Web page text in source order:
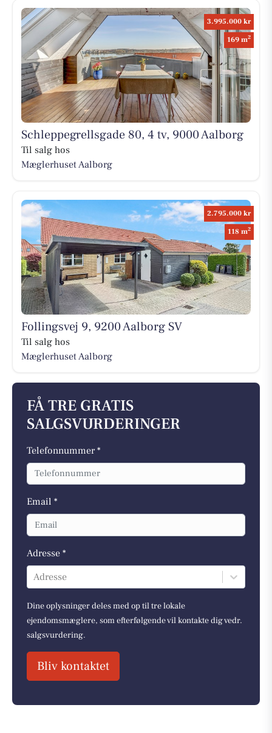
3.995.000 kr
169 m2
Schleppegrellsgade 80, 4 tv, 9000 Aalborg
Til salg hos
Mæglerhuset Aalborg
2.795.000 kr
118 m2
Follingsvej 9, 9200 Aalborg SV
Til salg hos
Mæglerhuset Aalborg
FÅ TRE GRATIS
SALGSVURDERINGER
Telefonnummer *
Email *
Adresse *
Adresse
Dine oplysninger deles med op til tre lokale
ejendomsmæglere, som efterfølgende vil kontakte dig vedr.
salgsvurdering.
Bliv kontaktet